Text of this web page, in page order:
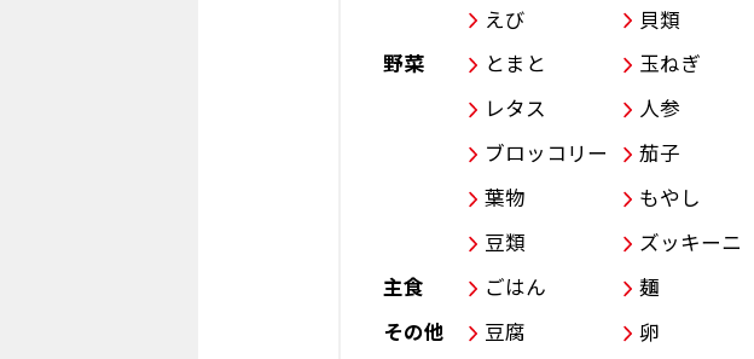
えび
貝類
野菜
とまと 玉ねぎ
レタス
人参
ブロッコリー
茄子
葉物
もやし
豆類
ズッキーニ
主食
ごはん 麺
その他
豆腐 卵